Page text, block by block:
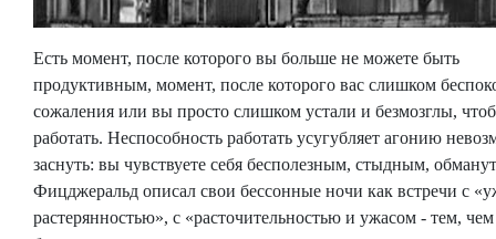
Есть момент, после которого вы больше не можете быть
продуктивным, момент, после которого вас слишком
сожаления или вы просто слишком устали и безмозглы,
работать. Неспособность работать усугубляет агонию
заснуть: вы чувствуете себя бесполезным, стыдным,
Фицджеральд описал свои бессонные ночи как встречи с
растерянностью», с «расточительностью и ужасом - тем,